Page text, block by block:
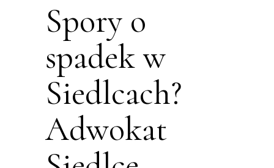
Spory o
spadek w
Siedlcach?
Adwokat